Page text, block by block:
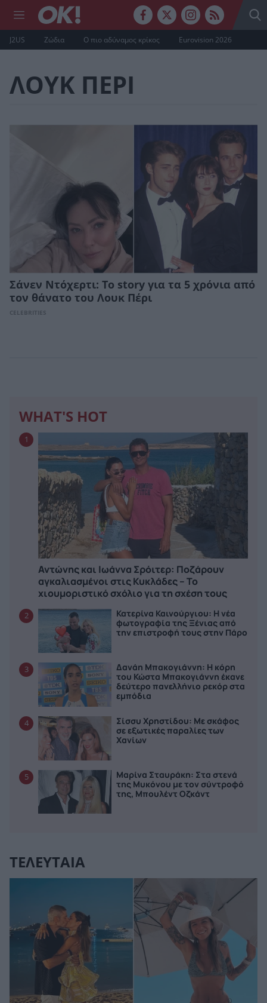
J2US Ζώδια Ο πιο αδύναμος κρίκος Eurovision 2026
ΛΟΥΚ ΠΕΡΙ
Σάνεν Ντόχερτι: Το story για τα 5 χρόνια από
τον θάνατο του Λουκ Πέρι
CELEBRITIES
WHAT'S HOT
1
Αντώνης και Ιωάννα Σρόιτερ: Ποζάρουν
αγκαλιασμένοι στις Κυκλάδες – Το
χιουμοριστικό σχόλιο για τη σχέση τους
2
Κατερίνα Καινούργιου: Η νέα
φωτογραφία της Ξένιας από
την επιστροφή τους στην Πάρο
3
Δανάη Μπακογιάννη: Η κόρη
του Κώστα Μπακογιάννη έκανε
δεύτερο πανελλήνιο ρεκόρ στα
εμπόδια
4
Σίσσυ Χρηστίδου: Με σκάφος
σε εξωτικές παραλίες των
Χανίων
5
Μαρίνα Σταυράκη: Στα στενά
της Μυκόνου με τον σύντροφό
της, Μπουλέντ Οζκάντ
ΤΕΛΕΥΤΑΙΑ